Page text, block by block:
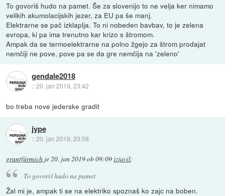
To govoriš hudo na pamet. Še za slovenijo to ne velja ker nimamo
velikih akumolacijskih jezer, za EU pa še manj.
Elektrarne se pač izklaplja. To ni nobeden bavbav, to je zelena
evropa, ki pa ima trenutno kar krizo s štromom.
Ampak da se termoelektrarne na polno žgejo za štrom prodajat
nemčiji ne pove, pove pa se da gre nemčija na 'zeleno'
gendale2018
::20. jan 2019, 23:42
bo treba nove jederske gradit
jype
::20. jan 2019, 23:58
gruntfürmich je20. jan 2019 ob 09:09izjavil:
To govoriš hudo na pamet.
Žal mi je, ampak ti se na elektriko spoznaš ko zajc na boben.